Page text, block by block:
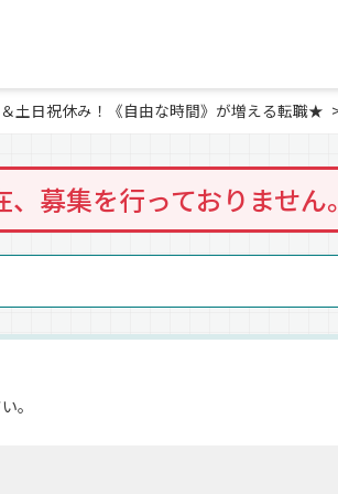
土日祝休み！《自由な時間》が増える転職★
募集を行っておりません。
。